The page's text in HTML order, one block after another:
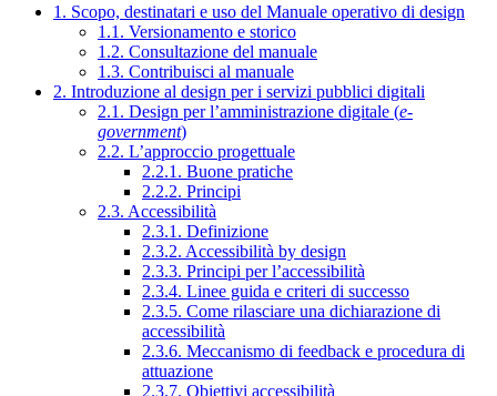
1. Scopo, destinatari e uso del Manuale operativo di design
1.1. Versionamento e storico
1.2. Consultazione del manuale
1.3. Contribuisci al manuale
2. Introduzione al design per i servizi pubblici digitali
2.1. Design per l’amministrazione digitale (e-
government)
2.2. L’approccio progettuale
2.2.1. Buone pratiche
2.2.2. Principi
2.3. Accessibilità
2.3.1. Definizione
2.3.2. Accessibilità by design
2.3.3. Principi per l’accessibilità
2.3.4. Linee guida e criteri di successo
2.3.5. Come rilasciare una dichiarazione di
accessibilità
2.3.6. Meccanismo di feedback e procedura di
attuazione
2.3.7. Obiettivi accessibilità